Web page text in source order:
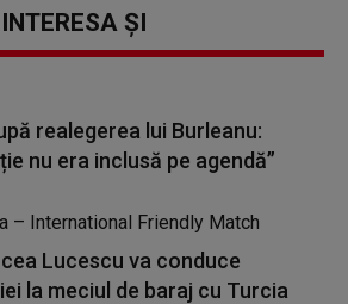
ȘI
realegerea lui Burleanu:
nu era inclusă pe agendă”
Lucescu va conduce
la meciul de baraj cu Turcia